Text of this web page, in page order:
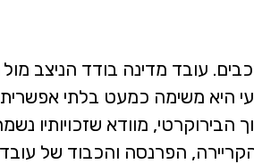
עובד מדינה בודד הניצב
היא משימה כמעט בלתי
מוודא שזכויותיו
הקריירה, הפרנסה והכבוד של